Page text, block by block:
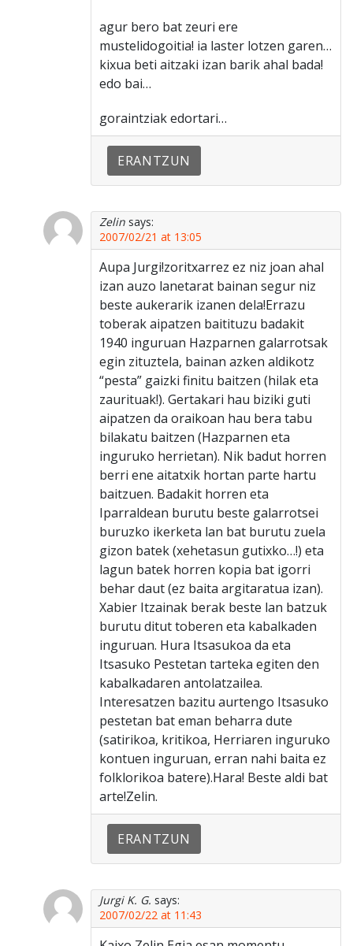
agur bero bat zeuri ere
mustelidogoitia! ia laster lotzen garen…
kixua beti aitzaki izan barik ahal bada!
edo bai…
goraintziak edortari…
ERANTZUN
Zelin says:
2007/02/21 at 13:05
Aupa Jurgi!zoritxarrez ez niz joan ahal
izan auzo lanetarat bainan segur niz
beste aukerarik izanen dela!Errazu
toberak aipatzen baitituzu badakit
1940 inguruan Hazparnen galarrotsak
egin zituztela, bainan azken aldikotz
“pesta” gaizki finitu baitzen (hilak eta
zaurituak!). Gertakari hau biziki guti
aipatzen da oraikoan hau bera tabu
bilakatu baitzen (Hazparnen eta
inguruko herrietan). Nik badut horren
berri ene aitatxik hortan parte hartu
baitzuen. Badakit horren eta
Iparraldean burutu beste galarrotsei
buruzko ikerketa lan bat burutu zuela
gizon batek (xehetasun gutixko…!) eta
lagun batek horren kopia bat igorri
behar daut (ez baita argitaratua izan).
Xabier Itzainak berak beste lan batzuk
burutu ditut toberen eta kabalkaden
inguruan. Hura Itsasukoa da eta
Itsasuko Pestetan tarteka egiten den
kabalkadaren antolatzailea.
Interesatzen bazitu aurtengo Itsasuko
pestetan bat eman beharra dute
(satirikoa, kritikoa, Herriaren inguruko
kontuen inguruan, erran nahi baita ez
folklorikoa batere).Hara! Beste aldi bat
arte!Zelin.
ERANTZUN
Jurgi K. G. says:
2007/02/22 at 11:43